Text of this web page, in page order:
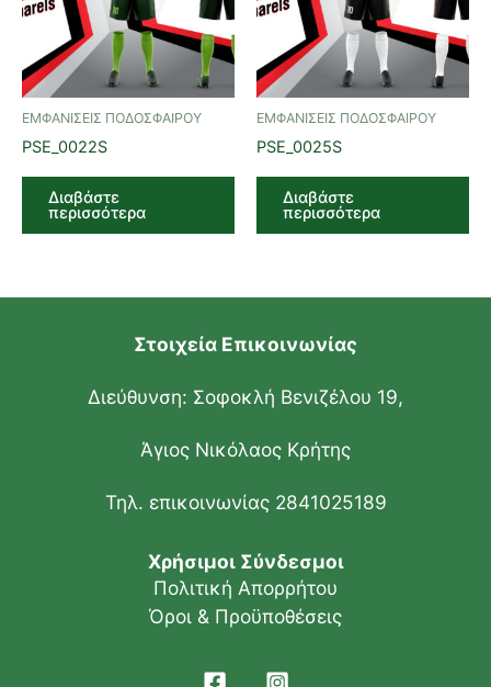
ΕΜΦΑΝΙΣΕΙΣ ΠΟΔΟΣΦΑΙΡΟΥ
PSE_0022S
Διαβάστε
περισσότερα
ΕΜΦΑΝΙΣΕΙΣ ΠΟΔΟΣΦΑΙΡΟΥ
PSE_0025S
Διαβάστε
περισσότερα
Στοιχεία Επικοινωνίας
Διεύθυνση: Σοφοκλή Βενιζέλου 19,
Άγιος Νικόλαος Κρήτης
Τηλ. επικοινωνίας 2841025189
Χρήσιμοι Σύνδεσμοι
Πολιτική Απορρήτου
Όροι & Προϋποθέσεις